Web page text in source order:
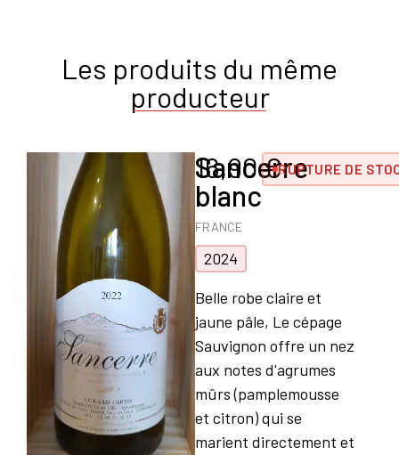
Les produits du même
producteur
Sancerre
blanc
FRANCE
2024
16,90€RUPTURE DE
Belle robe claire et
jaune pâle, Le cépage
Sauvignon offre un nez
aux notes d'agrumes
mûrs (pamplemousse
et citron) qui se
marient directement et